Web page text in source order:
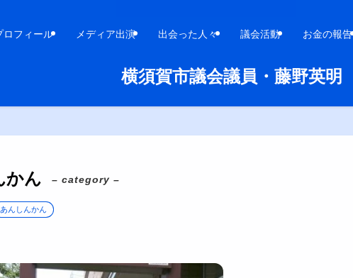
横須賀市議会議員・藤野英明
ロフィール メディア出演 出会った人々 議会活動 お金の報告
かん – category –
あんしんかん